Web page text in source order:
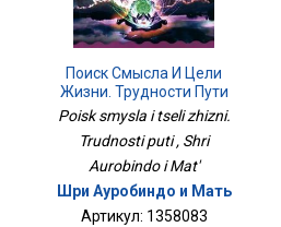
Поиск Смысла И Цели
Жизни. Трудности Пути
Poisk smysla i tseli zhizni.
Trudnosti puti , Shri
Aurobindo i Mat'
Шри Ауробиндо и Мать
Артикул: 1358083